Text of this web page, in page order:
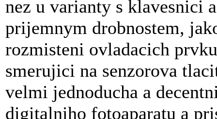
nez u varianty s klavesnici
prijemnym drobnostem,
rozmisteni ovladacich
smerujici na senzorova
velmi jednoducha a
digitalniho fotoaparatu a